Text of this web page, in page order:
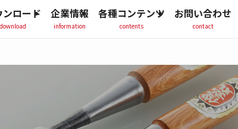
ンロード
download
企業情報
information
各種コンテンツ
contents
お問い合わせ
contact